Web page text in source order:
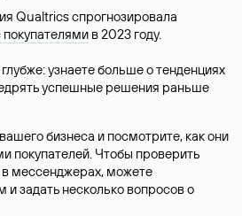
Qualtrics спрогнозировала
покупателями в 2023 году.
узнаете больше о тенденциях
успешные решения раньше
вашего бизнеса и посмотрите, как они
покупателей. Чтобы проверить
в мессенджерах, можете
и задать несколько вопросов о